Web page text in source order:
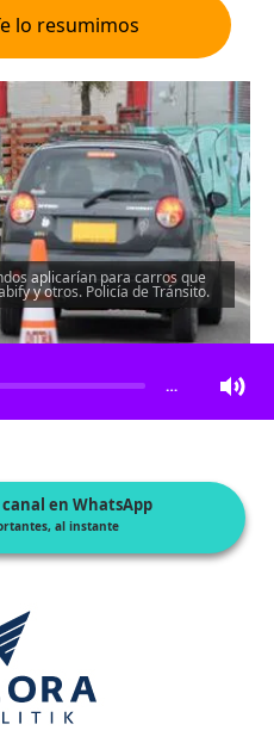
lo resumimos
aplicarían para carros que
y otros. Policía de Tránsito.
artículo
…
en WhatsApp
al instante